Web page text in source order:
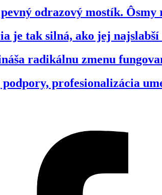
odrazový mostík.
je tak silná, ako jej
radikálnu zmenu
profesionalizácia